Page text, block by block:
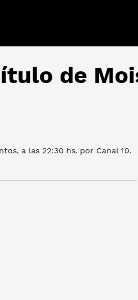
de
a las 22:30 hs. por Canal 10.